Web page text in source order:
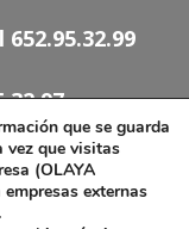
que se guarda
vez que visitas
(OLAYA
externas